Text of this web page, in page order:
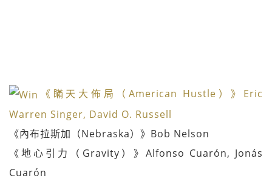
《瞞天大佈局（American Hustle）》Eric
Warren Singer, David O. Russell
《內布拉斯加（Nebraska）》Bob Nelson
《地心引力（Gravity）》Alfonso Cuarón, Jonás
Cuarón